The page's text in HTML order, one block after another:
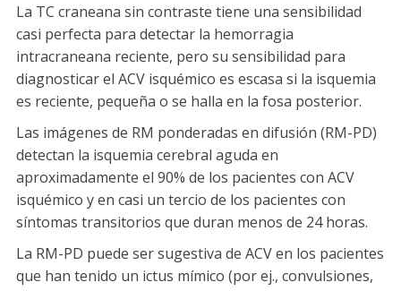
La TC craneana sin contraste tiene una sensibilidad
casi perfecta para detectar la hemorragia
intracraneana reciente, pero su sensibilidad para
diagnosticar el ACV isquémico es escasa si la isquemia
es reciente, pequeña o se halla en la fosa posterior.
Las imágenes de RM ponderadas en difusión (RM-PD)
detectan la isquemia cerebral aguda en
aproximadamente el 90% de los pacientes con ACV
isquémico y en casi un tercio de los pacientes con
síntomas transitorios que duran menos de 24 horas.
La RM-PD puede ser sugestiva de ACV en los pacientes
que han tenido un ictus mímico (por ej., convulsiones,